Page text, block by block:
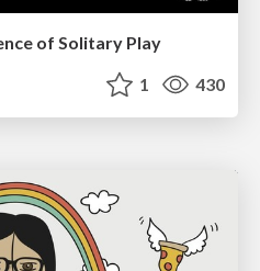
of Solitary Play
1 430